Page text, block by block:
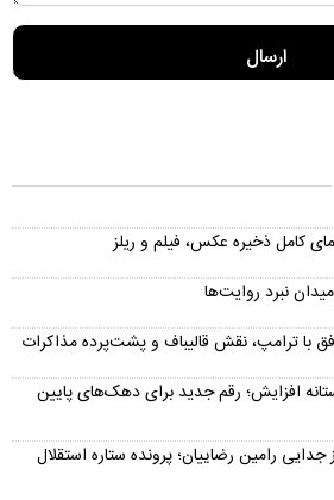
کامل ذخیره عکس، فیلم و ریلز
نبرد روایت‌ها
با ترامپ، نقش قالیباف و پشت‌پرده مذاکرات
افزایش؛ رقم جدید برای دهک‌های پایین
جدایی رامین رضاییان؛ پرونده ستاره استقلال